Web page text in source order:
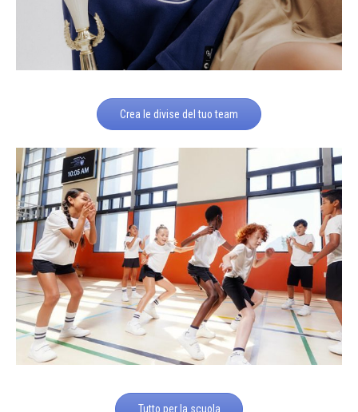
Crea le divise del tuo team
Tutto per la scuola